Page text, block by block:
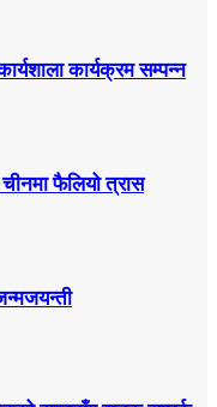
कार्यक्रम सम्पन्न
चीनमा फैलियो त्रास